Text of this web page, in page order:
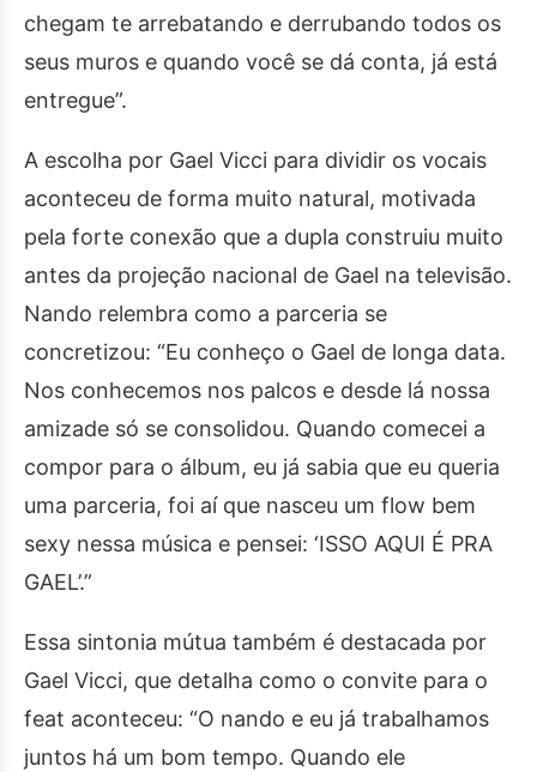
chegam te arrebatando e derrubando todos os
seus muros e quando você se dá conta, já está
entregue”.
A escolha por Gael Vicci para dividir os vocais
aconteceu de forma muito natural, motivada
pela forte conexão que a dupla construiu muito
antes da projeção nacional de Gael na televisão.
Nando relembra como a parceria se
concretizou: “Eu conheço o Gael de longa data.
Nos conhecemos nos palcos e desde lá nossa
amizade só se consolidou. Quando comecei a
compor para o álbum, eu já sabia que eu queria
uma parceria, foi aí que nasceu um flow bem
sexy nessa música e pensei: ‘ISSO AQUI É PRA
GAEL’.”
Essa sintonia mútua também é destacada por
Gael Vicci, que detalha como o convite para o
feat aconteceu: “O nando e eu já trabalhamos
juntos há um bom tempo. Quando ele